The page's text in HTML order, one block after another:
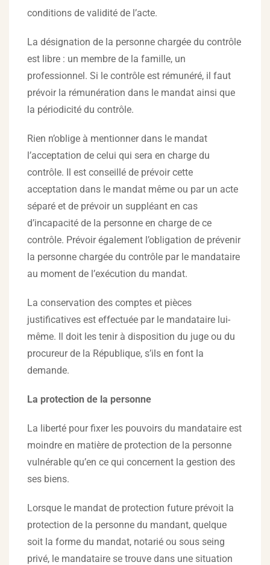
conditions de validité de l’acte.
La désignation de la personne chargée du contrôle
est libre : un membre de la famille, un
professionnel. Si le contrôle est rémunéré, il faut
prévoir la rémunération dans le mandat ainsi que
la périodicité du contrôle.
Rien n’oblige à mentionner dans le mandat
l’acceptation de celui qui sera en charge du
contrôle. Il est conseillé de prévoir cette
acceptation dans le mandat même ou par un acte
séparé et de prévoir un suppléant en cas
d’incapacité de la personne en charge de ce
contrôle. Prévoir également l’obligation de prévenir
la personne chargée du contrôle par le mandataire
au moment de l’exécution du mandat.
La conservation des comptes et pièces
justificatives est effectuée par le mandataire lui-
même. Il doit les tenir à disposition du juge ou du
procureur de la République, s’ils en font la
demande.
La protection de la personne
La liberté pour fixer les pouvoirs du mandataire est
moindre en matière de protection de la personne
vulnérable qu’en ce qui concernent la gestion des
ses biens.
Lorsque le mandat de protection future prévoit la
protection de la personne du mandant, quelque
soit la forme du mandat, notarié ou sous seing
privé, le mandataire se trouve dans une situation